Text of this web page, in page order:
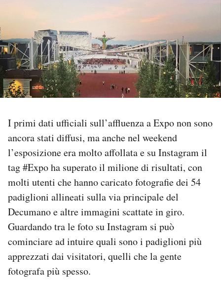
PODCAST
NEWSLETTER
SHOP
CALENDARIO
AREA PERSONALE
Area Personale
Newsletter
Notifiche mobile
Hai bisogno di aiuto?
I primi dati ufficiali sull’affluenza a Expo non sono
ancora stati diffusi, ma anche nel weekend
l’esposizione era molto affollata e su Instagram il
tag #Expo ha superato il milione di risultati, con
molti utenti che hanno caricato fotografie dei 54
padiglioni allineati sulla via principale del
Decumano e altre immagini scattate in giro.
Guardando tra le foto su Instagram si può
cominciare ad intuire quali sono i padiglioni più
apprezzati dai visitatori, quelli che la gente
fotografa più spesso.